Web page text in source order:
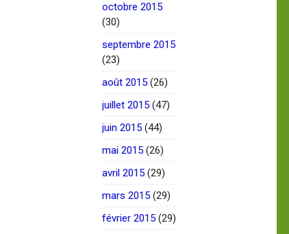
octobre 2015
(30)
septembre 2015
(23)
août 2015 (26)
juillet 2015 (47)
juin 2015 (44)
mai 2015 (26)
avril 2015 (29)
mars 2015 (29)
février 2015 (29)